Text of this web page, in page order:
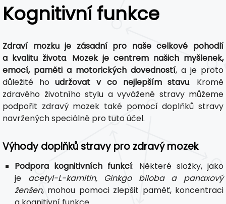
Kognitivní funkce
Zdraví mozku je zásadní pro naše celkové pohodlí
a kvalitu života. Mozek je centrem našich myšlenek,
emocí, paměti a motorických dovedností, a je proto
důležité houdržovat v co nejlepším stavu. Kromě
zdravého životního stylu a vyvážené stravy můžeme
podpořit zdravý mozek také pomocí doplňků stravy
navržených speciálně pro tuto účel.
Výhody doplňků stravy pro zdravý mozek
Podpora kognitivních funkcí: Některé složky, jako
je acetyl-L-karnitin, Ginkgo biloba a panaxový
ženšen, mohou pomoci zlepšit paměť, koncentraci